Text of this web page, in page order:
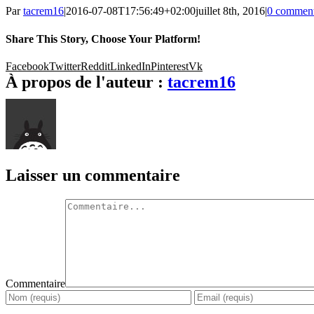
Partacrem16|2016-07-08T17:56:49+02:00juillet 8th, 2016|0
Share This Story, Choose Your Platform!
FacebookTwitterRedditLinkedInPinterestVk
À propos de l'auteur : tacrem16
Laisser un commentaire
Commentaire